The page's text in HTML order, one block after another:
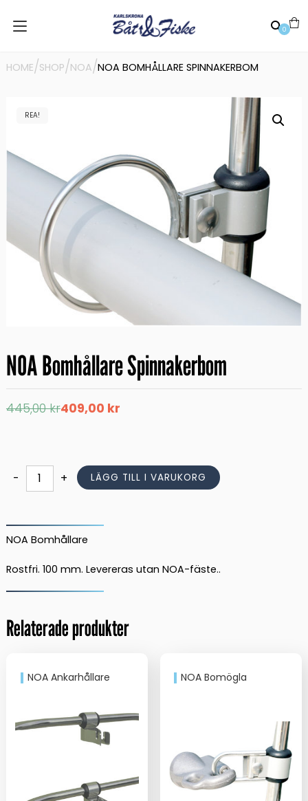
0
HOME/SHOP/NOA/NOA BOMHÅLLARE SPINNAKERBOM
REA!
NOA Bomhållare Spinnakerbom
445,00kr
Det
ursprungliga
409,00 kr
Det
nuvarande
-
Bomhållare
mängd
+ LÄGG TILL I VARUKORG
NOA Bomhållare
Rostfri. 100 mm. Levereras utan NOA-fäste..
Relaterade produkter
NOA Ankarhållare NOA Bomögla